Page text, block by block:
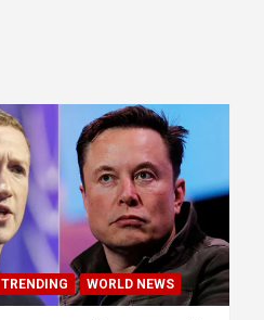
TRENDING WORLD NEWS